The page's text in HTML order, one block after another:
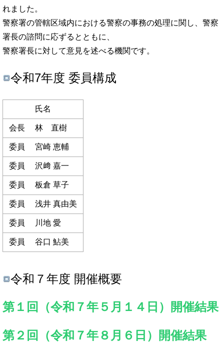
れました。
警察署の管轄区域内における警察の事務の処理に関し、警察
署長の諮問に応ずるとともに、
警察署長に対して意見を述べる機関です。
令和7年度 委員構成
氏名
会長 林 直樹
委員 宮崎 恵輔
委員 沢﨑 嘉一
委員 板倉 草子
委員 浅井 真由美
委員 川地 愛
委員 谷口 鮎美
令和７年度 開催概要
第１回（令和７年５月１４日）開催結果
第２回（令和７年８月６日）開催結果